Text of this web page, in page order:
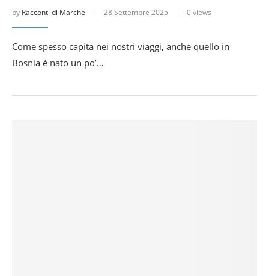
by Racconti di Marche 28 Settembre 2025 0 views
Come spesso capita nei nostri viaggi, anche quello in
Bosnia è nato un po’…